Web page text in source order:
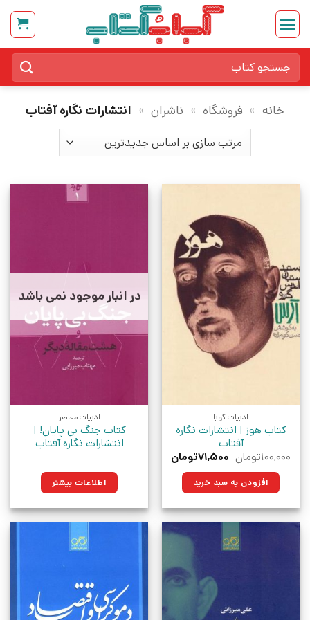
Skip
content
برای:
خانه » فروشگاه » ناشران » انتشارات نگاره آفتاب
ادبیات کوبا
کتاب هوز | انتشارات نگاره
آفتاب
۱۰۰,۰۰۰تومان قیمت
۱۰۰,۰۰۰تومان
بود.
۷۱,۵۰۰تومانقیمت
فعلی:
افزودن به سبد خرید
در انبار موجود نمی باشد
ادبیات معاصر
کتاب جنگ بی پایان! |
انتشارات نگاره آفتاب
اطلاعات بیشتر